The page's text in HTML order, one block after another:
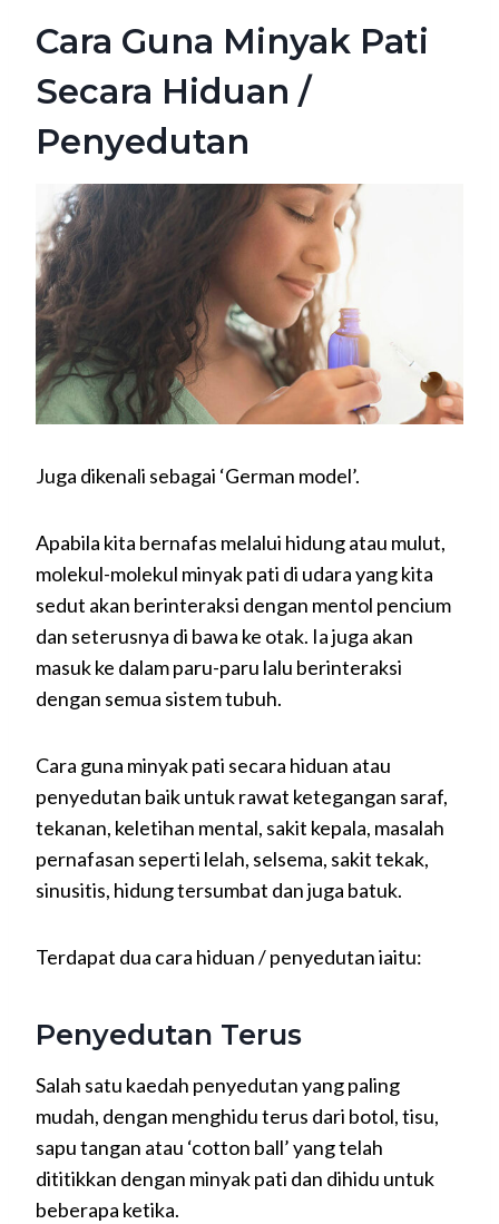
Cara Guna Minyak Pati
Secara Hiduan /
Penyedutan
Juga dikenali sebagai ‘German model’.
Apabila kita bernafas melalui hidung atau mulut,
molekul-molekul minyak pati di udara yang kita
sedut akan berinteraksi dengan mentol pencium
dan seterusnya di bawa ke otak. Ia juga akan
masuk ke dalam paru-paru lalu berinteraksi
dengan semua sistem tubuh.
Cara guna minyak pati secara hiduan atau
penyedutan baik untuk rawat ketegangan saraf,
tekanan, keletihan mental, sakit kepala, masalah
pernafasan seperti lelah, selsema, sakit tekak,
sinusitis, hidung tersumbat dan juga batuk.
Terdapat dua cara hiduan / penyedutan iaitu:
Penyedutan Terus
Salah satu kaedah penyedutan yang paling
mudah, dengan menghidu terus dari botol, tisu,
sapu tangan atau ‘cotton ball’ yang telah
dititikkan dengan minyak pati dan dihidu untuk
beberapa ketika.